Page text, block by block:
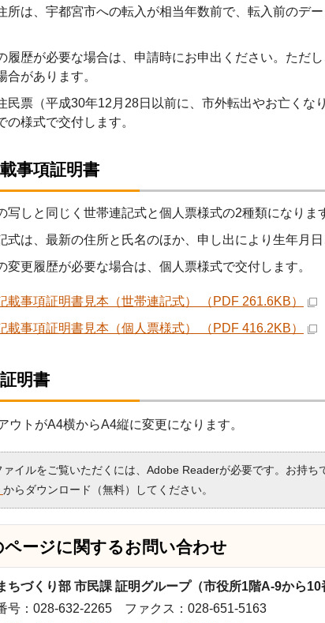
所は、宇都宮市への転入が相当年数前で、転入前のデ
履歴が必要な場合は、申請時にお申出ください。ただ
合があります。
民票（平成30年12月28日以前に、市外転出やお亡くな
の様式で交付します。
事項証明書
写しと同じく世帯連記式と個人票様式の2種類になりま
式は、最新の住所と氏名のほか、申し出により生年月
変更履歴が必要な場合は、個人票様式で交付します。
載事項証明書見本（世帯連記式） （PDF 261.6KB）
載事項証明書見本（個人票様式） （PDF 416.2KB）
明書
ウトがA4横からA4縦に変更になります。
ァイルをご覧いただくには、Adobe Readerが必要です。お持ち
からダウンロード（無料）してください。
ページに関するお問い合わせ
ちづくり部 市民課 証明グループ（市役所1階A-9から10
号：028-632-2265 ファクス：028-651-5163